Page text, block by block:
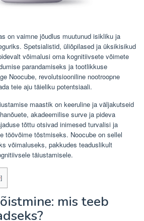
on vaimne jõudlus muutunud isikliku ja
Spetsialistid, üliõpilased ja üksikisikud
võimalusi oma kognitiivsete võimete
parandamiseks ja tootlikkuse
Noocube, revolutsiooniline nootroopne
teie aju täieliku potentsiaali.
maastik on keeruline ja väljakutseid
akadeemilise surve ja pideva
tõttu otsivad inimesed turvalisi ja
töövõime tõstmiseks. Noocube on sellel
võimaluseks, pakkudes teaduslikult
täiustamisele.
]
mis teeb